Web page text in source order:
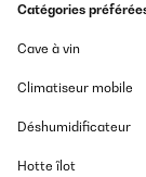
Catégories
Cave à vin
Climatiseur mobile
Déshumidificateur
Hotte îlot